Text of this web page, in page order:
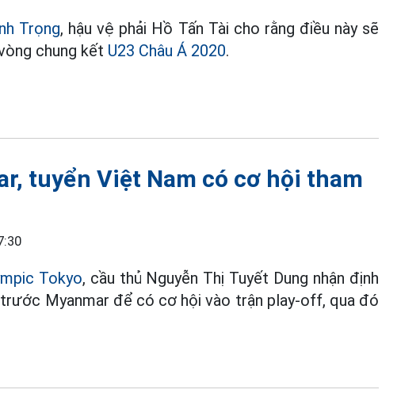
Trọng, hậu vệ phải Hồ Tấn Tài cho rằng điều này sẽ
chung kết U23 Châu Á 2020.
tuyển Việt Nam có cơ hội tham
Tokyo, cầu thủ Nguyễn Thị Tuyết Dung nhận định
trước Myanmar để có cơ hội vào trận play-off, qua đó